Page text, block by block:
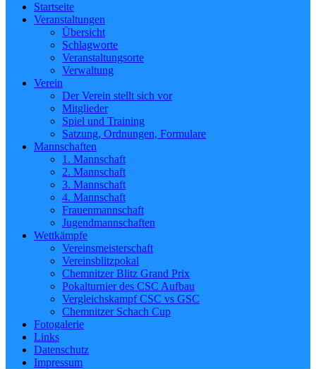
Startseite
Veranstaltungen
Übersicht
Schlagworte
Veranstaltungsorte
Verwaltung
Verein
Der Verein stellt sich vor
Mitglieder
Spiel und Training
Satzung, Ordnungen, Formulare
Mannschaften
1. Mannschaft
2. Mannschaft
3. Mannschaft
4. Mannschaft
Frauenmannschaft
Jugendmannschaften
Wettkämpfe
Vereinsmeisterschaft
Vereinsblitzpokal
Chemnitzer Blitz Grand Prix
Pokalturnier des CSC Aufbau
Vergleichskampf CSC vs GSC
Chemnitzer Schach Cup
Fotogalerie
Links
Datenschutz
Impressum